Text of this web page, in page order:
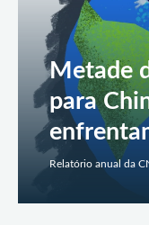
Metade
para
Relatório anual da